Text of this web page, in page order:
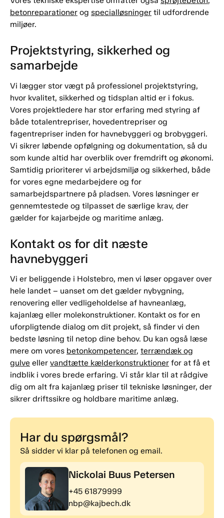
betonreparationer og specialløsninger til udfordrende
miljøer.
Projektstyring, sikkerhed og
samarbejde
Vi lægger stor vægt på professionel projektstyring,
hvor kvalitet, sikkerhed og tidsplan altid er i fokus.
Vores projektledere har stor erfaring med styring af
både totalentrepriser, hovedentrepriser og
fagentrepriser inden for havnebyggeri og brobyggeri.
Vi sikrer løbende opfølgning og dokumentation, så du
som kunde altid har overblik over fremdrift og økonomi.
Samtidig prioriterer vi arbejdsmiljø og sikkerhed, både
for vores egne medarbejdere og for
samarbejdspartnere på pladsen. Vores løsninger er
gennemtestede og tilpasset de særlige krav, der
gælder for kajarbejde og maritime anlæg.
Kontakt os for dit næste
havnebyggeri
Vi er beliggende i Holstebro, men vi løser opgaver over
hele landet – uanset om det gælder nybygning,
renovering eller vedligeholdelse af havneanlæg,
kajanlæg eller molekonstruktioner. Kontakt os for en
uforpligtende dialog om dit projekt, så finder vi den
bedste løsning til netop dine behov. Du kan også læse
mere om vores betonkompetencer, terrændæk og
gulve eller vandtætte kælderkonstruktioner for at få et
indblik i vores brede erfaring. Vi står klar til at rådgive
dig om alt fra kajanlæg priser til tekniske løsninger, der
sikrer driftssikre og holdbare maritime anlæg.
Har du spørgsmål?
Så sidder vi klar på telefonen og email.
Nickolai Buus Petersen
+45 61879999
nbp@kajbech.dk